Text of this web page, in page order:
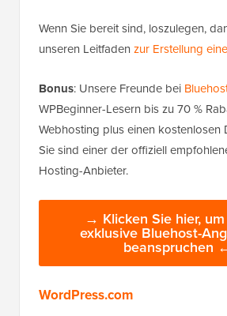
Wenn Sie bereit sind, loszulegen,
unseren Leitfaden zur Erstellung
Bonus: Unsere Freunde bei
WPBeginner-Lesern bis zu 70 %
Webhosting plus einen kostenlosen
Sie sind einer der offiziell
Hosting-Anbieter.
→ Klicken Sie hier,
exklusive Bluehost-
beanspruchen
WordPress.com